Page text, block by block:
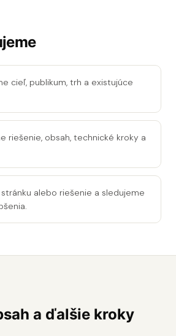
cieľ, publikum, trh a existujúce
riešenie, obsah, technické kroky a
alebo riešenie a sledujeme
a ďalšie kroky